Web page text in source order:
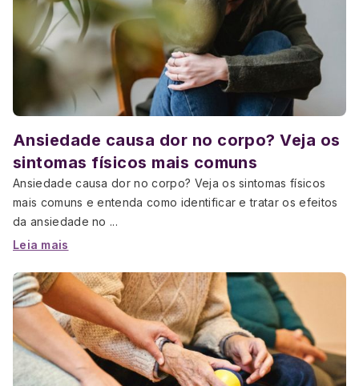
Ansiedade causa dor no corpo? Veja os
sintomas físicos mais comuns
Ansiedade causa dor no corpo? Veja os sintomas físicos
mais comuns e entenda como identificar e tratar os efeitos
da ansiedade no ...
Leia mais